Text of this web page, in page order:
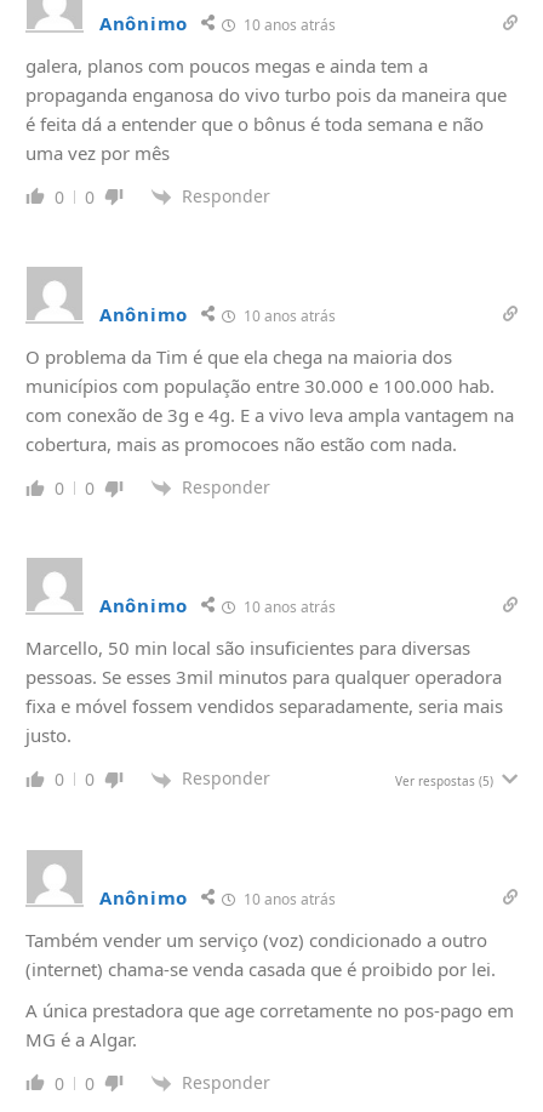
Anônimo 10 anos atrás
galera, planos com poucos megas e ainda tem a
propaganda enganosa do vivo turbo pois da maneira que
é feita dá a entender que o bônus é toda semana e não
uma vez por mês
0 0 Responder
Anônimo 10 anos atrás
O problema da Tim é que ela chega na maioria dos
municípios com população entre 30.000 e 100.000 hab.
com conexão de 3g e 4g. E a vivo leva ampla vantagem na
cobertura, mais as promocoes não estão com nada.
0 0 Responder
Anônimo 10 anos atrás
Marcello, 50 min local são insuficientes para diversas
pessoas. Se esses 3mil minutos para qualquer operadora
fixa e móvel fossem vendidos separadamente, seria mais
justo.
0 0 Responder Ver respostas (5)
Anônimo 10 anos atrás
Também vender um serviço (voz) condicionado a outro
(internet) chama-se venda casada que é proibido por lei.
A única prestadora que age corretamente no pos-pago em
MG é a Algar.
0 0 Responder